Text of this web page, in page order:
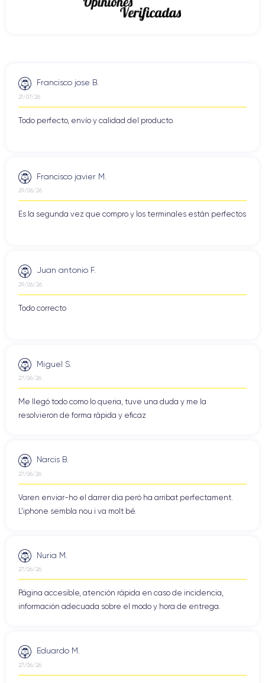
Francisco jose B.
21/07/26
Todo perfecto, envío y calidad del producto.
Francisco javier M.
29/06/26
Es la segunda vez que compro y los terminales están perfectos
Juan antonio F.
29/06/26
Todo correcto
Miguel S.
27/06/26
Me llegó todo como lo queria, tuve una duda y me la
resolvieron de forma rápida y eficaz
Narcis B.
27/06/26
Varen enviar-ho el darrer dia però ha arribat perfectament.
L'iphone sembla nou i va molt bé.
Nuria M.
27/06/26
Página accesible, atención rápida en caso de incidencia,
información adecuada sobre el modo y hora de entrega.
Eduardo M.
27/06/26